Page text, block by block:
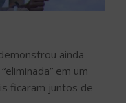
ainda
em um
ficaram juntos de